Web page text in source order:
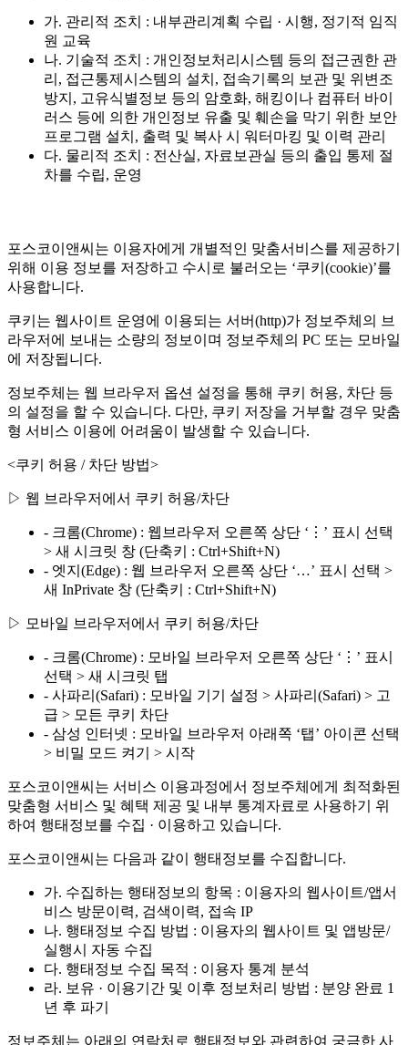
가. 관리적 조치 : 내부관리계획 수립 · 시행, 정기적 임직
원 교육
나. 기술적 조치 : 개인정보처리시스템 등의 접근권한 관
리, 접근통제시스템의 설치, 접속기록의 보관 및 위변조
방지, 고유식별정보 등의 암호화, 해킹이나 컴퓨터 바이
러스 등에 의한 개인정보 유출 및 훼손을 막기 위한 보안
프로그램 설치, 출력 및 복사 시 워터마킹 및 이력 관리
다. 물리적 조치 : 전산실, 자료보관실 등의 출입 통제 절
차를 수립, 운영
포스코이앤씨는 이용자에게 개별적인 맞춤서비스를 제공하기
위해 이용 정보를 저장하고 수시로 불러오는 ‘쿠키(cookie)’를
사용합니다.
쿠키는 웹사이트 운영에 이용되는 서버(http)가 정보주체의 브
라우저에 보내는 소량의 정보이며 정보주체의 PC 또는 모바일
에 저장됩니다.
정보주체는 웹 브라우저 옵션 설정을 통해 쿠키 허용, 차단 등
의 설정을 할 수 있습니다. 다만, 쿠키 저장을 거부할 경우 맞춤
형 서비스 이용에 어려움이 발생할 수 있습니다.
<쿠키 허용 / 차단 방법>
▷ 웹 브라우저에서 쿠키 허용/차단
- 크롬(Chrome) : 웹브라우저 오른쪽 상단 ‘⋮’ 표시 선택
> 새 시크릿 창 (단축키 : Ctrl+Shift+N)
- 엣지(Edge) : 웹 브라우저 오른쪽 상단 ‘…’ 표시 선택 >
새 InPrivate 창 (단축키 : Ctrl+Shift+N)
▷ 모바일 브라우저에서 쿠키 허용/차단
- 크롬(Chrome) : 모바일 브라우저 오른쪽 상단 ‘⋮’ 표시
선택 > 새 시크릿 탭
- 사파리(Safari) : 모바일 기기 설정 > 사파리(Safari) > 고
급 > 모든 쿠키 차단
- 삼성 인터넷 : 모바일 브라우저 아래쪽 ‘탭’ 아이콘 선택
> 비밀 모드 켜기 > 시작
포스코이앤씨는 서비스 이용과정에서 정보주체에게 최적화된
맞춤형 서비스 및 혜택 제공 및 내부 통계자료로 사용하기 위
하여 행태정보를 수집 · 이용하고 있습니다.
포스코이앤씨는 다음과 같이 행태정보를 수집합니다.
가. 수집하는 행태정보의 항목 : 이용자의 웹사이트/앱서
비스 방문이력, 검색이력, 접속 IP
나. 행태정보 수집 방법 : 이용자의 웹사이트 및 앱방문/
실행시 자동 수집
다. 행태정보 수집 목적 : 이용자 통계 분석
라. 보유 · 이용기간 및 이후 정보처리 방법 : 분양 완료 1
년 후 파기
정보주체는 아래의 연락처로 행태정보와 관련하여 궁금한 사